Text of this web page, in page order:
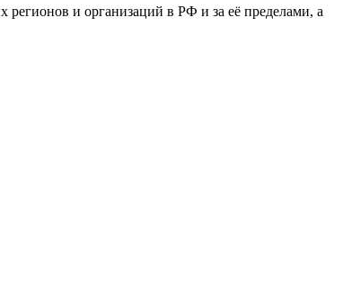
и организаций в РФ и за её пределами, а